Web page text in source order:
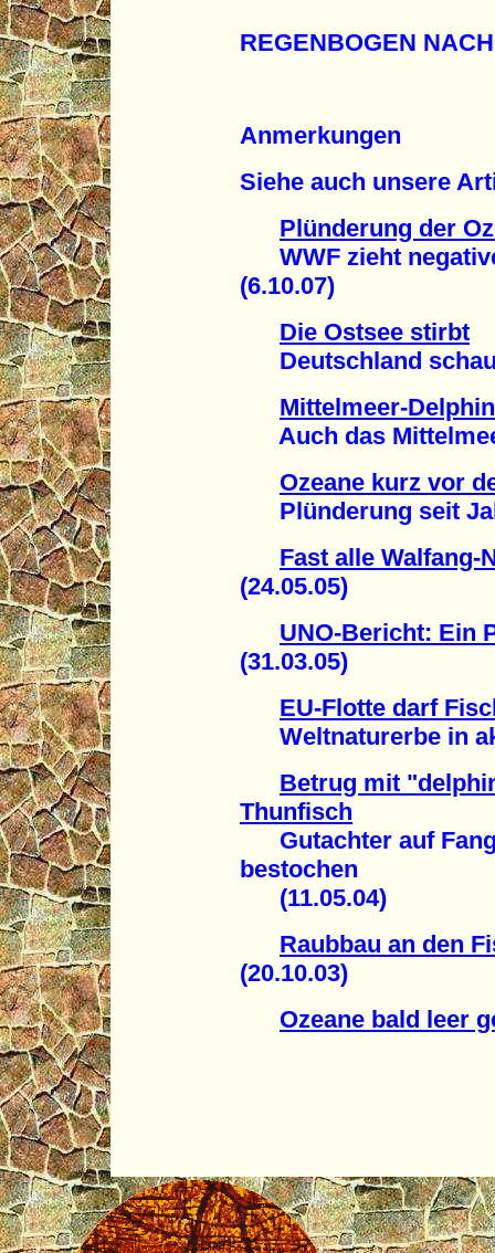
REGENBOGEN
Anmerkungen
Siehe auch unsere
Plünderung der
WWF zieht
(6.10.07)
Die Ostsee stirbt
Deutschland
Mittelmeer-
Auch das
Ozeane kurz vor
Plünderung seit
Fast alle Walfang-
(24.05.05)
UNO-Bericht: Ein
(31.03.05)
EU-Flotte darf
Weltnaturerbe in
Betrug mit
Thunfisch
Gutachter auf
bestochen
(11.05.04)
Raubbau an den
(20.10.03)
Ozeane bald leer